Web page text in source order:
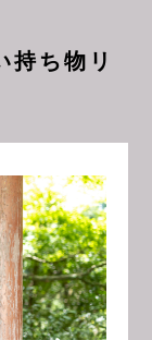
持ち物リ